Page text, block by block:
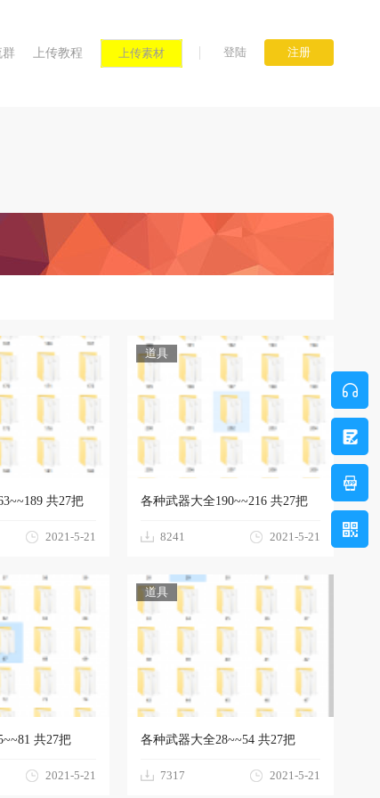
上传教程 上传素材 登陆 注册
共27把
2021-5-21
道具
各种武器大全190~~216 共27把
8241 2021-5-21
共27把
2021-5-21
道具
各种武器大全28~~54 共27把
7317 2021-5-21